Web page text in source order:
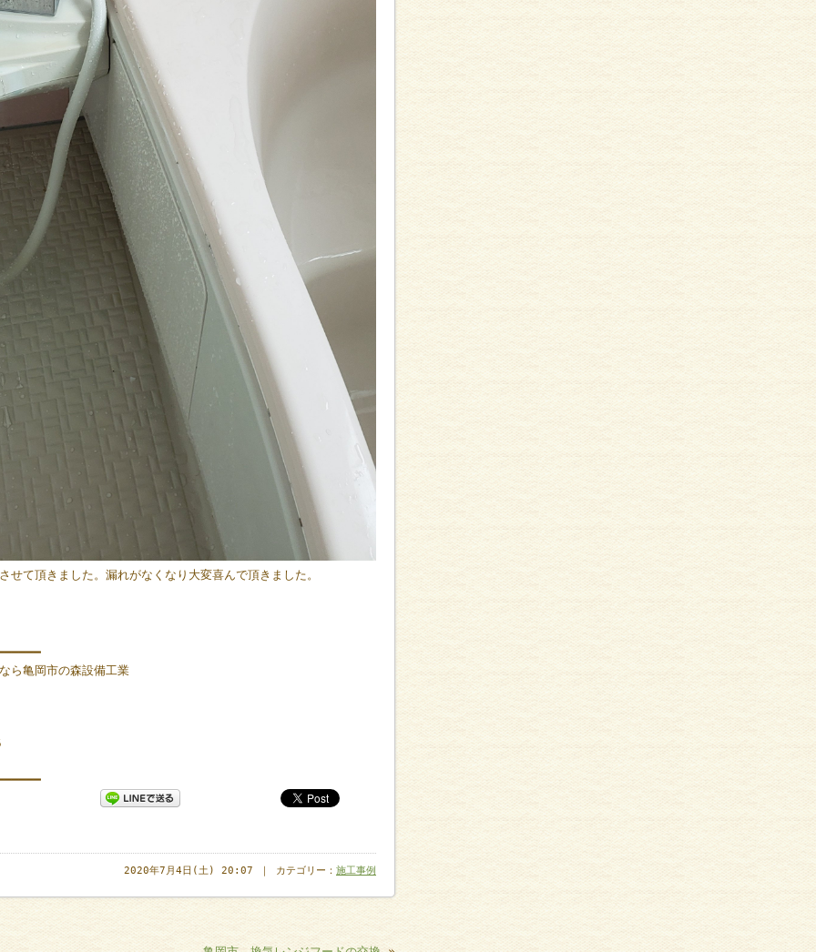
て頂きました。漏れがなくなり大変喜んで頂きました。
ら亀岡市の森設備工業
2020年7月4日(土) 20:07 ｜ カテゴリー： 施工事例